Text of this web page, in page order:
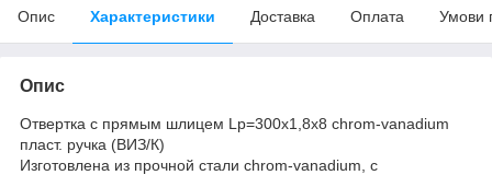
Опис Характеристики Доставка Оплата Умови
Опис
Отвертка с прямым шлицем Lр=300х1,8х8 chrom-vanadium
пласт. ручка (ВИЗ/К)
Изготовлена из прочной стали chrom-vanadium, с